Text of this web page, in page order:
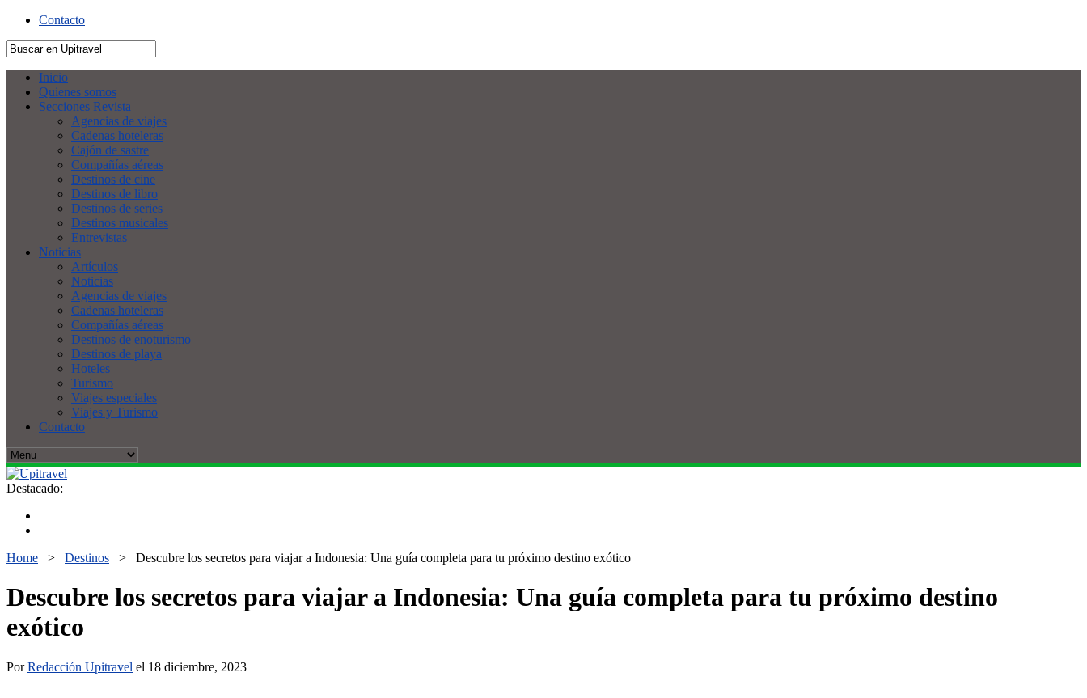
Contacto
Inicio
Quienes somos
Secciones Revista
Agencias de viajes
Cadenas hoteleras
Cajón de sastre
Compañías aéreas
Destinos de cine
Destinos de libro
Destinos de series
Destinos musicales
Entrevistas
Noticias
Artículos
Noticias
Agencias de viajes
Cadenas hoteleras
Compañías aéreas
Destinos de enoturismo
Destinos de playa
Hoteles
Turismo
Viajes especiales
Viajes y Turismo
Contacto
Destacado:
Home > Destinos > Descubre los secretos para viajar a Indonesia: Una guía completa para tu próximo destino exótico
Descubre los secretos para viajar a Indonesia: Una guía completa para tu próximo destino
exótico
PorRedacción Upitravel el 18 diciembre, 2023